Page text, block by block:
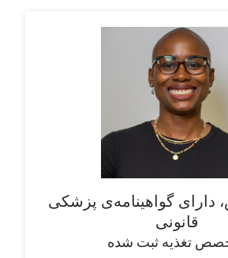
دارای گواهینامه‌ی پزشکی
قانونی
تغذیه ثبت شده